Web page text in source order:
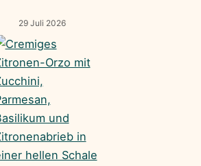
29 Juli 2026